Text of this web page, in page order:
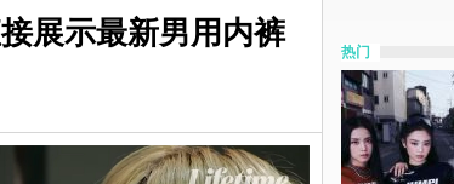
展示最新男用内裤
热门